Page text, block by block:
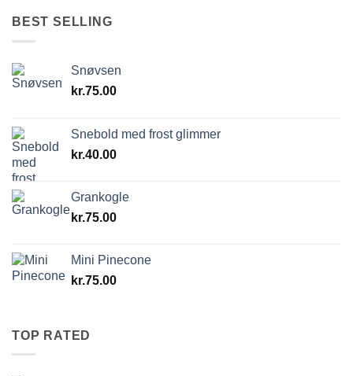
BEST SELLING
Snøvsen
kr.75.00
Snebold med frost glimmer
kr.40.00
Grankogle
kr.75.00
Mini Pinecone
kr.75.00
TOP RATED